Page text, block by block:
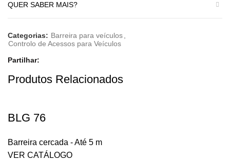
QUER SABER MAIS?
Categorias: Barreira para veículos
Controlo de Acessos para Veículos
Partilhar
Produtos Relacionados
BLG 76
Barreira cercada - Até 5 m
VER CATÁLOGO